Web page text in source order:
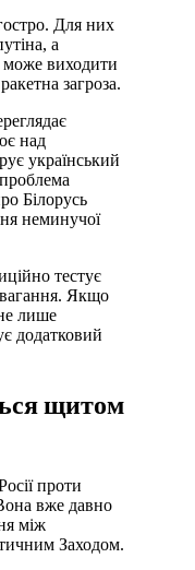
Для них
а
може виходити
загроза.
над
український
Білорусь
неминучої
тестує
вагання. Якщо
лише
додатковий
щитом
проти
вже давно
між
Заходом.